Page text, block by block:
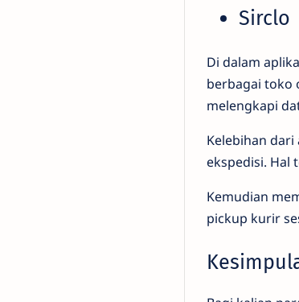
Sirclo
Di dalam
berbagai toko
melengkapi
Kelebihan
ekspedisi. Hal
Kemudian
pickup kurir